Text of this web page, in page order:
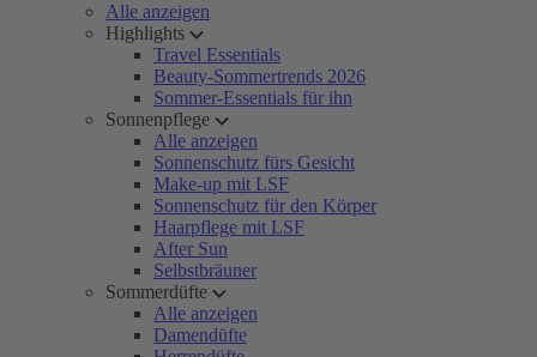
Alle anzeigen
Highlights
Travel Essentials
Beauty-Sommertrends 2026
Sommer-Essentials für ihn
Sonnenpflege
Alle anzeigen
Sonnenschutz fürs Gesicht
Make-up mit LSF
Sonnenschutz für den Körper
Haarpflege mit LSF
After Sun
Selbstbräuner
Sommerdüfte
Alle anzeigen
Damendüfte